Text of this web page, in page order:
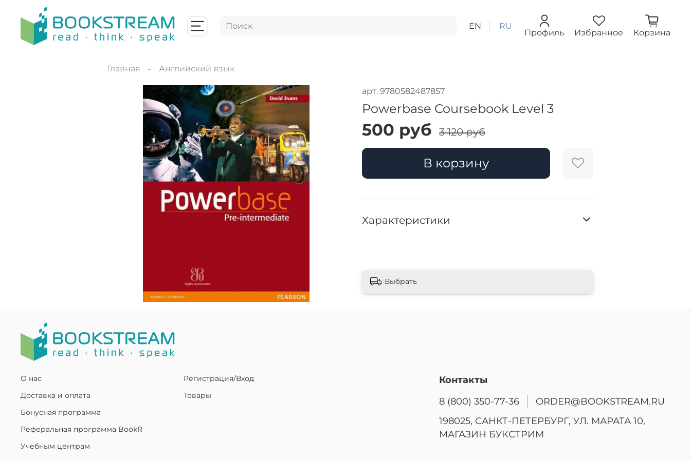
EN RU
Профиль Избранное Корзина
Главная Английский язык
арт. 9780582487857
Powerbase Coursebook Level 3
500 руб 3 120 руб
В корзину
Характеристики
Выбрать
О нас
Доставка и оплата
Бонусная программа
Реферальная программа BookR
Учебным центрам
Регистрация/Вход
Товары
Контакты
8 (800) 350-77-36
ORDER@BOOKSTREAM.RU
198025, САНКТ-ПЕТЕРБУРГ, УЛ. МАРАТА 10,
МАГАЗИН БУКСТРИМ